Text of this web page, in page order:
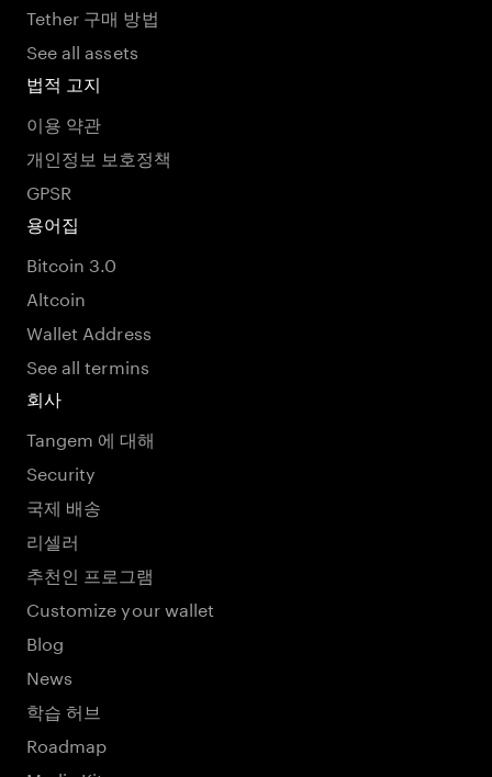
Tether 구매 방법
See all assets
법적 고지
이용 약관
개인정보 보호정책
GPSR
용어집
Bitcoin 3.0
Altcoin
Wallet Address
See all termins
회사
Tangem 에 대해
Security
국제 배송
리셀러
추천인 프로그램
Customize your wallet
Blog
News
학습 허브
Roadmap